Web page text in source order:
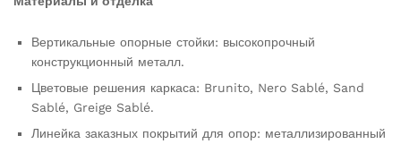
Вертикальные опорные стойки: высокопрочный
конструкционный металл.
Цветовые решения каркаса: Brunito, Nero Sablé, Sand
Sablé, Greige Sablé.
Линейка заказных покрытий для опор: металлизированный